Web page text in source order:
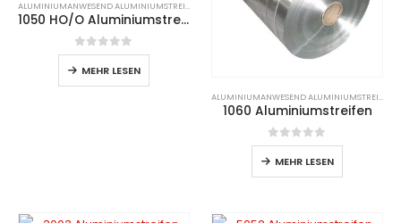
ALUMINIUMANWESENDALUMINIUMSTREIFEN
1050 HO/O Aluminiumstreifen
0Von 5
MEHR LESEN
ALUMINIUMANWESENDALUMINIUMSTREIFEN
1060 Aluminiumstreifen
0Von 5
MEHR LESEN